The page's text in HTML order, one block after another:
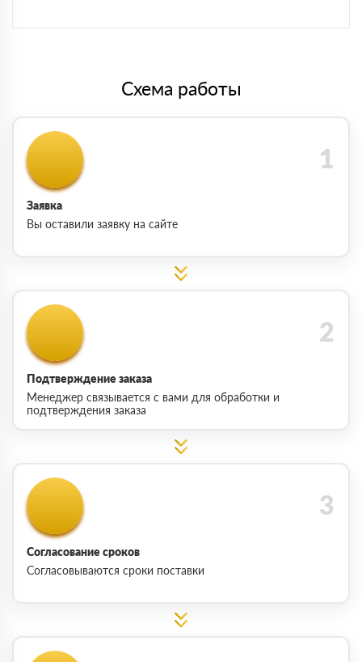
Схема работы
Заявка
Вы оставили заявку на сайте
Подтверждение заказа
Менеджер связывается с вами для обработки и
подтверждения заказа
Согласование сроков
Согласовываются сроки поставки